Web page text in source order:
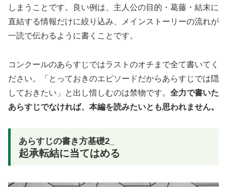
しまうことです。良い例は、主人公の目的・葛藤・結末に
直結する情報だけに絞り込み、メインストーリーの流れが
一読で伝わるように書くことです。
コンクールのあらすじではラストのオチまで全て書いてく
ださい。「とっておきのエピソードだからあらすじでは隠
しておきたい」と出し惜しむのは禁物です。 全力で書いた
あらすじでなければ、本編を読みたいとも思われません。
あらすじの書き方基礎2_
起承転結に当てはめる